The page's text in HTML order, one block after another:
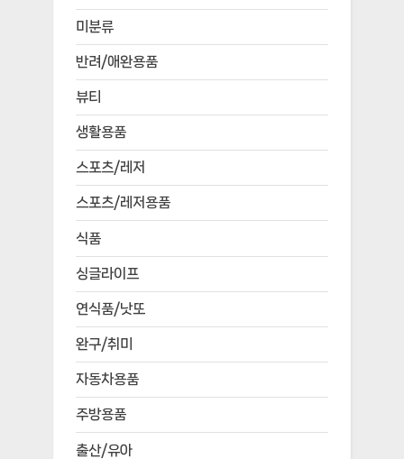
미분류
반려/애완용품
뷰티
생활용품
스포츠/레저
스포츠/레저용품
식품
싱글라이프
연식품/낫또
완구/취미
자동차용품
주방용품
출산/유아